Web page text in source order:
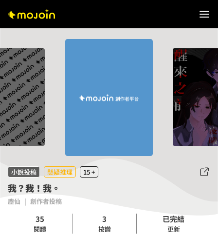
小說投稿 懸疑推理 15 +
我？我！我。
塵仙 | 創作者投稿
35
閱讀
3
按讚
已完結
更新